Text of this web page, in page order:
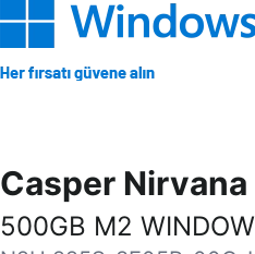
Casper
500GB M2